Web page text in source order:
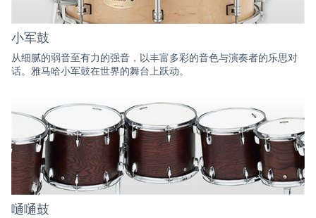
小军鼓
从细腻的弱音至有力的强音，以丰富多彩的音色与演奏者的乐思对
话。雅马哈小军鼓在世界的舞台上跃动。
嗵嗵鼓